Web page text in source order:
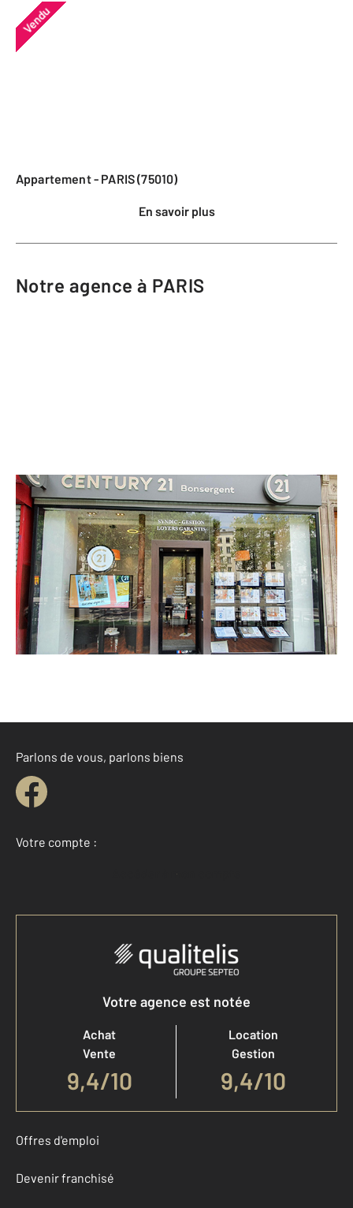
Vendu
Appartement - PARIS (75010)
En savoir plus
Notre agence à PARIS
CENTURY 21 Bonsergent
21 boulevard Magenta
PARIS - 75010
Envoyer un message
Téléphoner à l'agence
Parlons de vous, parlons biens
Votre compte :
Accéder à mon compte
Votre agence est notée
Achat
Vente
9,4/10
Location
Gestion
9,4/10
Offres d'emploi
Devenir franchisé